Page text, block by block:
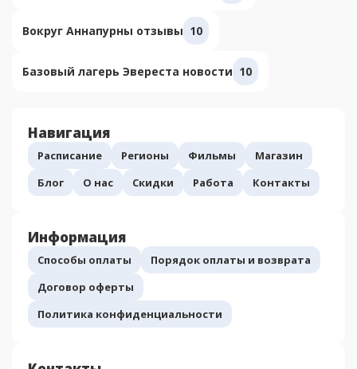
Вокруг Аннапурны отзывы 10
Базовый лагерь Эвереста новости 10
Навигация
Расписание Регионы Фильмы
Магазин
Блог
О нас Скидки Работа Контакты
Информация
Способы оплаты
Порядок оплаты и возврата
Договор оферты
Политика конфиденциальности